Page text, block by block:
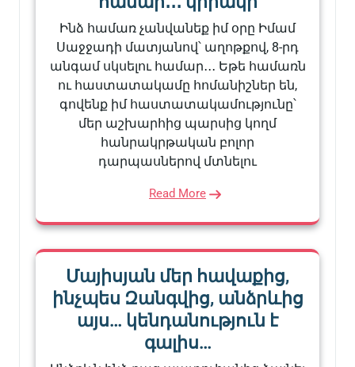
Ինձ համառ չանվանեք իմ օրը Իմամ
Սաջջադի մատյանով՝ աղոթքով, 8-րդ
անգամ սկսելու համար․․․ Եթե համառն
ու հաստատակամը հոմանիշներ են,
գովենք իմ հաստատակամությունը՝
մեր աշխարհից պարսից կողմ
հանրակրթական բոլոր
դարպասներով մտնելու
Read More
Մայիսյան մեր հավաքից,
ինչպես Զանգվից, անձրևից
այս… կենդանություն է
գալիս…